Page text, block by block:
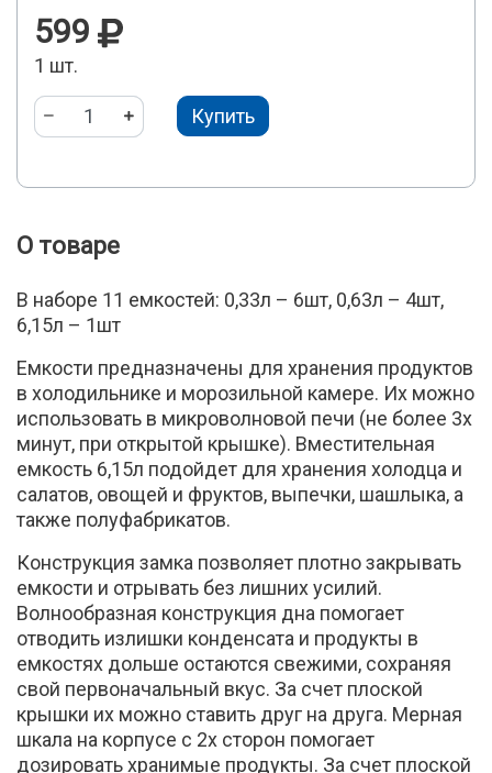
599
1 шт.
Купить
О товаре
В наборе 11 емкостей: 0,33л – 6шт, 0,63л – 4шт,
6,15л – 1шт
Емкости предназначены для хранения продуктов
в холодильнике и морозильной камере. Их можно
использовать в микроволновой печи (не более 3х
минут, при открытой крышке). Вместительная
емкость 6,15л подойдет для хранения холодца и
салатов, овощей и фруктов, выпечки, шашлыка, а
также полуфабрикатов.
Конструкция замка позволяет плотно закрывать
емкости и отрывать без лишних усилий.
Волнообразная конструкция дна помогает
отводить излишки конденсата и продукты в
емкостях дольше остаются свежими, сохраняя
свой первоначальный вкус. За счет плоской
крышки их можно ставить друг на друга. Мерная
шкала на корпусе c 2х сторон помогает
дозировать хранимые продукты. За счет плоской